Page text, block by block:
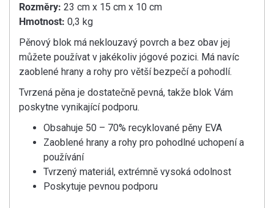
Rozměry: 23 cm x 15 cm x 10 cm
Hmotnost: 0,3 kg
Pěnový blok má neklouzavý povrch a bez obav jej
můžete používat v jakékoliv jógové pozici. Má navíc
zaoblené hrany a rohy pro větší bezpečí a pohodlí.
Tvrzená pěna je dostatečně pevná, takže blok Vám
poskytne vynikající podporu.
Obsahuje 50 – 70% recyklované pěny EVA
Zaoblené hrany a rohy pro pohodlné uchopení a
používání
Tvrzený materiál, extrémně vysoká odolnost
Poskytuje pevnou podporu